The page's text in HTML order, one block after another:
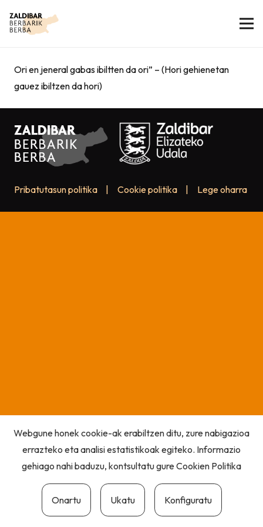
Ori en jeneral gabas ibiltten da ori” – (Hori gehienetan
gauez ibiltzen da hori)
Pribatutasun politika Cookie politika Lege oharra
Webgune honek cookie-ak erabiltzen ditu, zure nabigazioa
errazteko eta analisi estatistikoak egiteko. Informazio
gehiago nahi baduzu, kontsultatu gureCookien Politika
Onartu Ukatu Konfiguratu